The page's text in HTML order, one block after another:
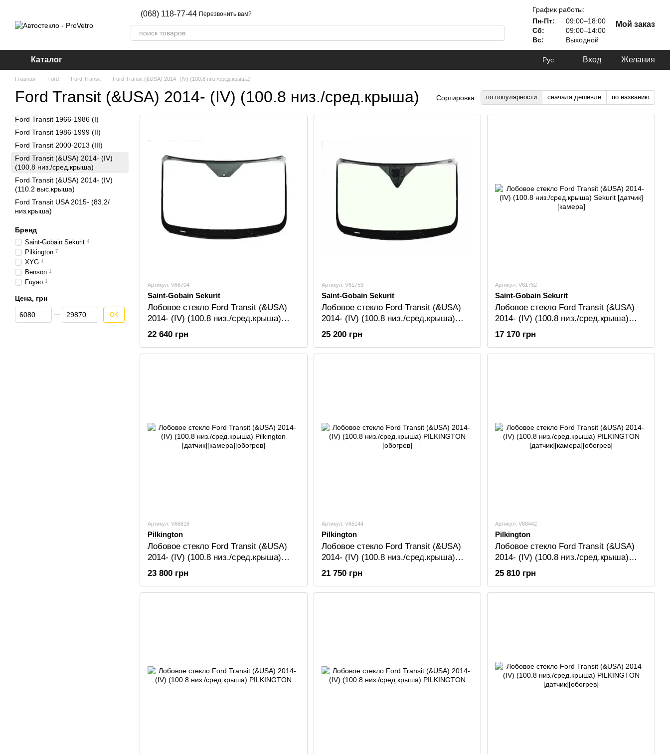
(068) 118-77-44 Перезвонить вам?
График работы:
Пн-Пт:
09:00–18:00
Сб:
09:00–14:00
Вс:
Выходной
Мой заказ
Каталог Рус Вход Желания
Главная Ford Ford Transit Ford Transit (&USA) 2014- (IV) (100.8 низ./сред.крыша)
Ford Transit (&USA) 2014- (IV) (100.8 низ./сред.крыша) Сортировка: по популярности сначала дешевле по названию
Артикул: V66704
Saint-Gobain Sekurit
Лобовое стекло Ford Transit (&USA)
2014- (IV) (100.8 низ./сред.крыша)
Sekurit [обогрев]
22 640 грн
Артикул: V61753
Saint-Gobain Sekurit
Лобовое стекло Ford Transit (&USA)
2014- (IV) (100.8 низ./сред.крыша)
Sekurit [датчик][камера][обогрев]
25 200 грн
Артикул: V61752
Saint-Gobain Sekurit
Лобовое стекло Ford Transit (&USA)
2014- (IV) (100.8 низ./сред.крыша)
Sekurit [датчик][камера]
17 170 грн
Артикул: V66816
Pilkington
Лобовое стекло Ford Transit (&USA)
2014- (IV) (100.8 низ./сред.крыша)
Pilkington [датчик][камера][обогрев]
23 800 грн
Артикул: V65144
Pilkington
Лобовое стекло Ford Transit (&USA)
2014- (IV) (100.8 низ./сред.крыша)
PILKINGTON [обогрев]
21 750 грн
Артикул: V80442
Pilkington
Лобовое стекло Ford Transit (&USA)
2014- (IV) (100.8 низ./сред.крыша)
PILKINGTON [датчик][камера]
[обогрев]
25 810 грн
Ford Transit 1966-1986 (I)
Ford Transit 1986-1999 (II)
Ford Transit 2000-2013 (III)
Ford Transit (&USA) 2014- (IV)
(100.8 низ./сред.крыша)
Ford Transit (&USA) 2014- (IV)
(110.2 выс.крыша)
Ford Transit USA 2015- (83.2/
низ.крыша)
Бренд
Saint-Gobain Sekurit 4
Pilkington 7
XYG 4
Benson 1
Fuyao 1
Цена, грн
От Цена, грн
До Цена, грн OK